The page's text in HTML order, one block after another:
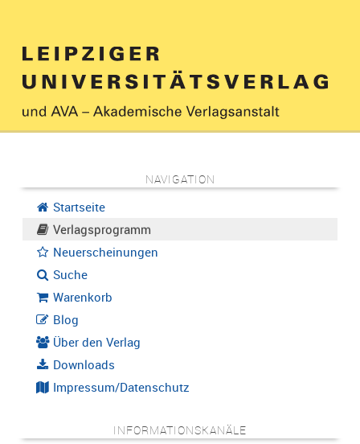
NAVIGATION
Startseite
Verlagsprogramm
Neuerscheinungen
Suche
Warenkorb
Blog
Über den Verlag
Downloads
Impressum/Datenschutz
INFORMATIONSKANÄLE